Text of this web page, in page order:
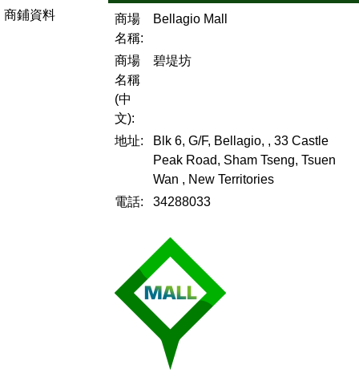
商鋪資料
商場
名稱:
Bellagio Mall
商場
名稱
(中
文):
碧堤坊
地址:
Blk 6, G/F, Bellagio, , 33 Castle
Peak Road, Sham Tseng, Tsuen
Wan , New Territories
電話:
34288033